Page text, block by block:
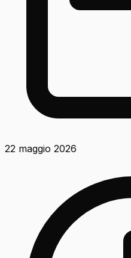
22 maggio 2026